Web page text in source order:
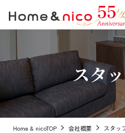
スタ
Home & nicoTOP 会社概要 スタッ